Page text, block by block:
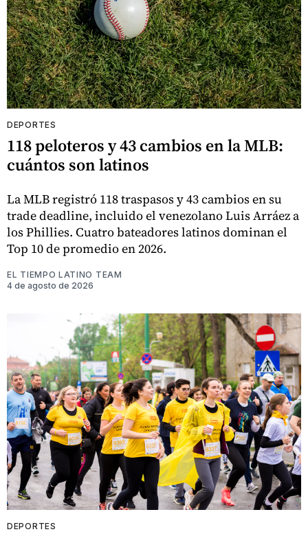
DEPORTES
118 peloteros y 43 cambios en la MLB:
cuántos son latinos
La MLB registró 118 traspasos y 43 cambios en su
trade deadline, incluido el venezolano Luis Arráez a
los Phillies. Cuatro bateadores latinos dominan el
Top 10 de promedio en 2026.
EL TIEMPO LATINO TEAM
4 de agosto de 2026
DEPORTES